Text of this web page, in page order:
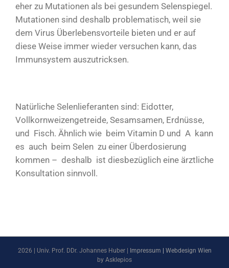
eher zu Mutationen als bei gesundem Selenspiegel.
Mutationen sind deshalb problematisch, weil sie
dem Virus Überlebensvorteile bieten und er auf
diese Weise immer wieder versuchen kann, das
Immunsystem auszutricksen.
Natürliche Selenlieferanten sind: Eidotter,
Vollkornweizengetreide, Sesamsamen, Erdnüsse,
und Fisch. Ähnlich wie beim Vitamin D und A kann
es auch beim Selen zu einer Überdosierung
kommen – deshalb ist diesbezüglich eine ärztliche
Konsultation sinnvoll.
2026 | Univ. Prof. DDr. Johannes Huber | Impressum
Webdesign Wien
by Asklepios